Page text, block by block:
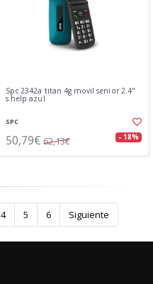
Spc 2342a titan 4g movil senior 2.4"
s.help azul
SPC
50,79€ 62,13€ - 18%
4 5 6 Siguiente